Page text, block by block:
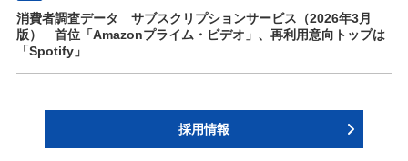
消費者調査データ サブスクリプションサービス（2026年3月
版） 首位「Amazonプライム・ビデオ」、再利用意向トップは
「Spotify」
採用情報